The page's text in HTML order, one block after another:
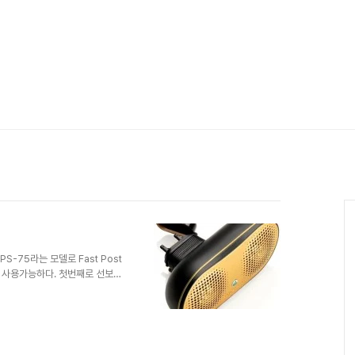
75라는 모델로 Fast Post
가능하다. 첫번째로 선보이
커의 크기는 101.5 x 65.5